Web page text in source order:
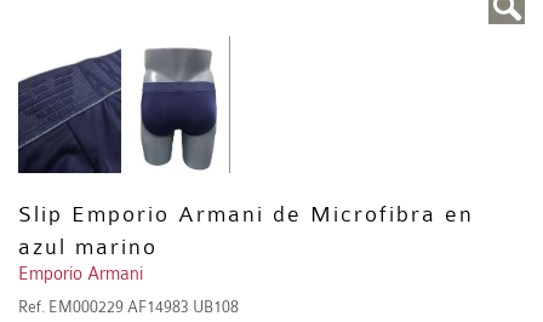
Slip Emporio Armani de Microfibra en
azul marino
Emporio Armani
Ref. EM000229 AF14983 UB108